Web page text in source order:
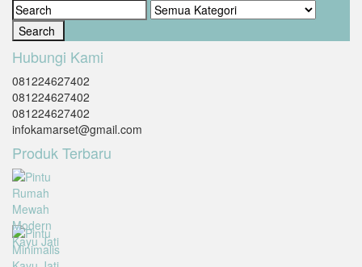
Hubungi Kami
081224627402
081224627402
081224627402
infokamarset@gmail.com
Produk Terbaru